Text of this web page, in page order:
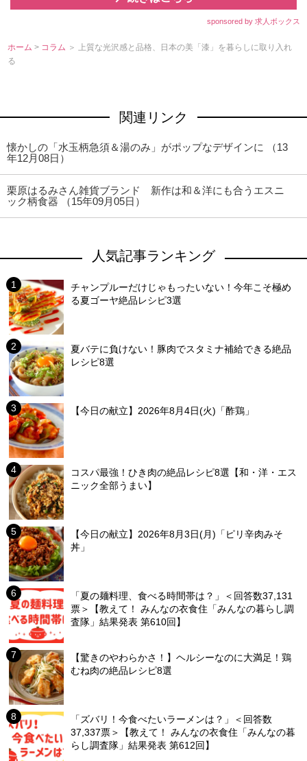
sponsored by 求人ボックス
ホーム > コラム ＞ 上質な光沢感と品格、日本の美「漆」を暮らしに取り入れ
る
関連リンク
懐かしの「水玉柄急須＆湯のみ」がポップなデザインに （13
年12月08日）
栗原はるみさん雑貨ブランド 新作は和＆洋にも合うエスニ
ック柄食器 （15年09月05日）
人気記事ランキング
チャンプルーだけじゃもったいない！今年こそ極め
る夏ゴーヤ絶品レシピ3選
夏バテに負けない！豚肉でスタミナ補給できる絶品
レシピ8選
【今日の献立】2026年8月4日(火)「酢鶏」
コスパ最強！ひき肉の絶品レシピ8選【和・洋・エス
ニック全部うまい】
【今日の献立】2026年8月3日(月)「ピリ辛肉みそ
丼」
「夏の麺料理、食べる時間帯は？」＜回答数37,131
票＞【教えて！ みんなの衣食住「みんなの暮らし調
査隊」結果発表 第610回】
【驚きのやわらかさ！】ヘルシーなのに大満足！鶏
むね肉の絶品レシピ8選
「ズバリ！今食べたいラーメンは？」＜回答数
37,337票＞【教えて！ みんなの衣食住「みんなの暮
らし調査隊」結果発表 第612回】